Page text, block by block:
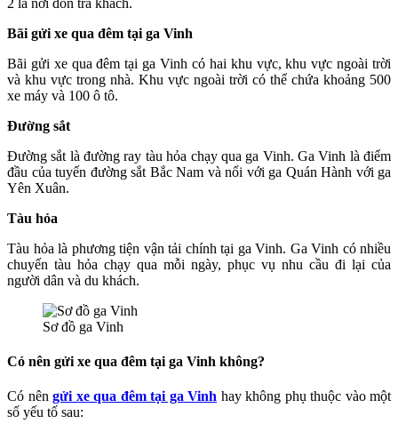
Bãi gửi xe qua đêm tại ga Vinh
Bãi gửi xe qua đêm tại ga Vinh có hai khu vực, khu vực ngoài trời
và khu vực trong nhà. Khu vực ngoài trời có thể chứa khoảng 500
xe máy và 100 ô tô.
Đường sắt
Đường sắt là đường ray tàu hỏa chạy qua ga Vinh. Ga Vinh là điểm
đầu của tuyến đường sắt Bắc Nam và nối với ga Quán Hành với ga
Yên Xuân.
Tàu hỏa
Tàu hỏa là phương tiện vận tải chính tại ga Vinh. Ga Vinh có nhiều
chuyến tàu hỏa chạy qua mỗi ngày, phục vụ nhu cầu đi lại của
người dân và du khách.
Sơ đồ ga Vinh
Có nên gửi xe qua đêm tại ga Vinh không?
Có nên gửi xe qua đêm tại ga Vinh hay không phụ thuộc vào một
số yếu tố sau: